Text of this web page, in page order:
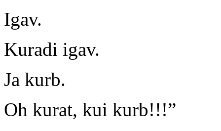
Igav.
Kuradi igav.
Ja kurb.
Oh kurat, kui kurb!!!”